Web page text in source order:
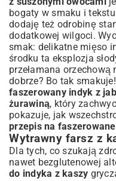
bogaty w smaku i
dodaję też odrobinę
dodatkowej wilgoci.
smak: delikatne mięso
środku ta eksplozja
przełamana orzechową
dobrze? Bo tak
faszerowany indyk z
żurawiną, który
pokazuje, jak
przepis na
Wytrawny farsz z
Dla tych, co szukają
nawet bezglutenowej
do indyka z kaszy